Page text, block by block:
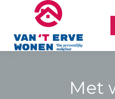
Met